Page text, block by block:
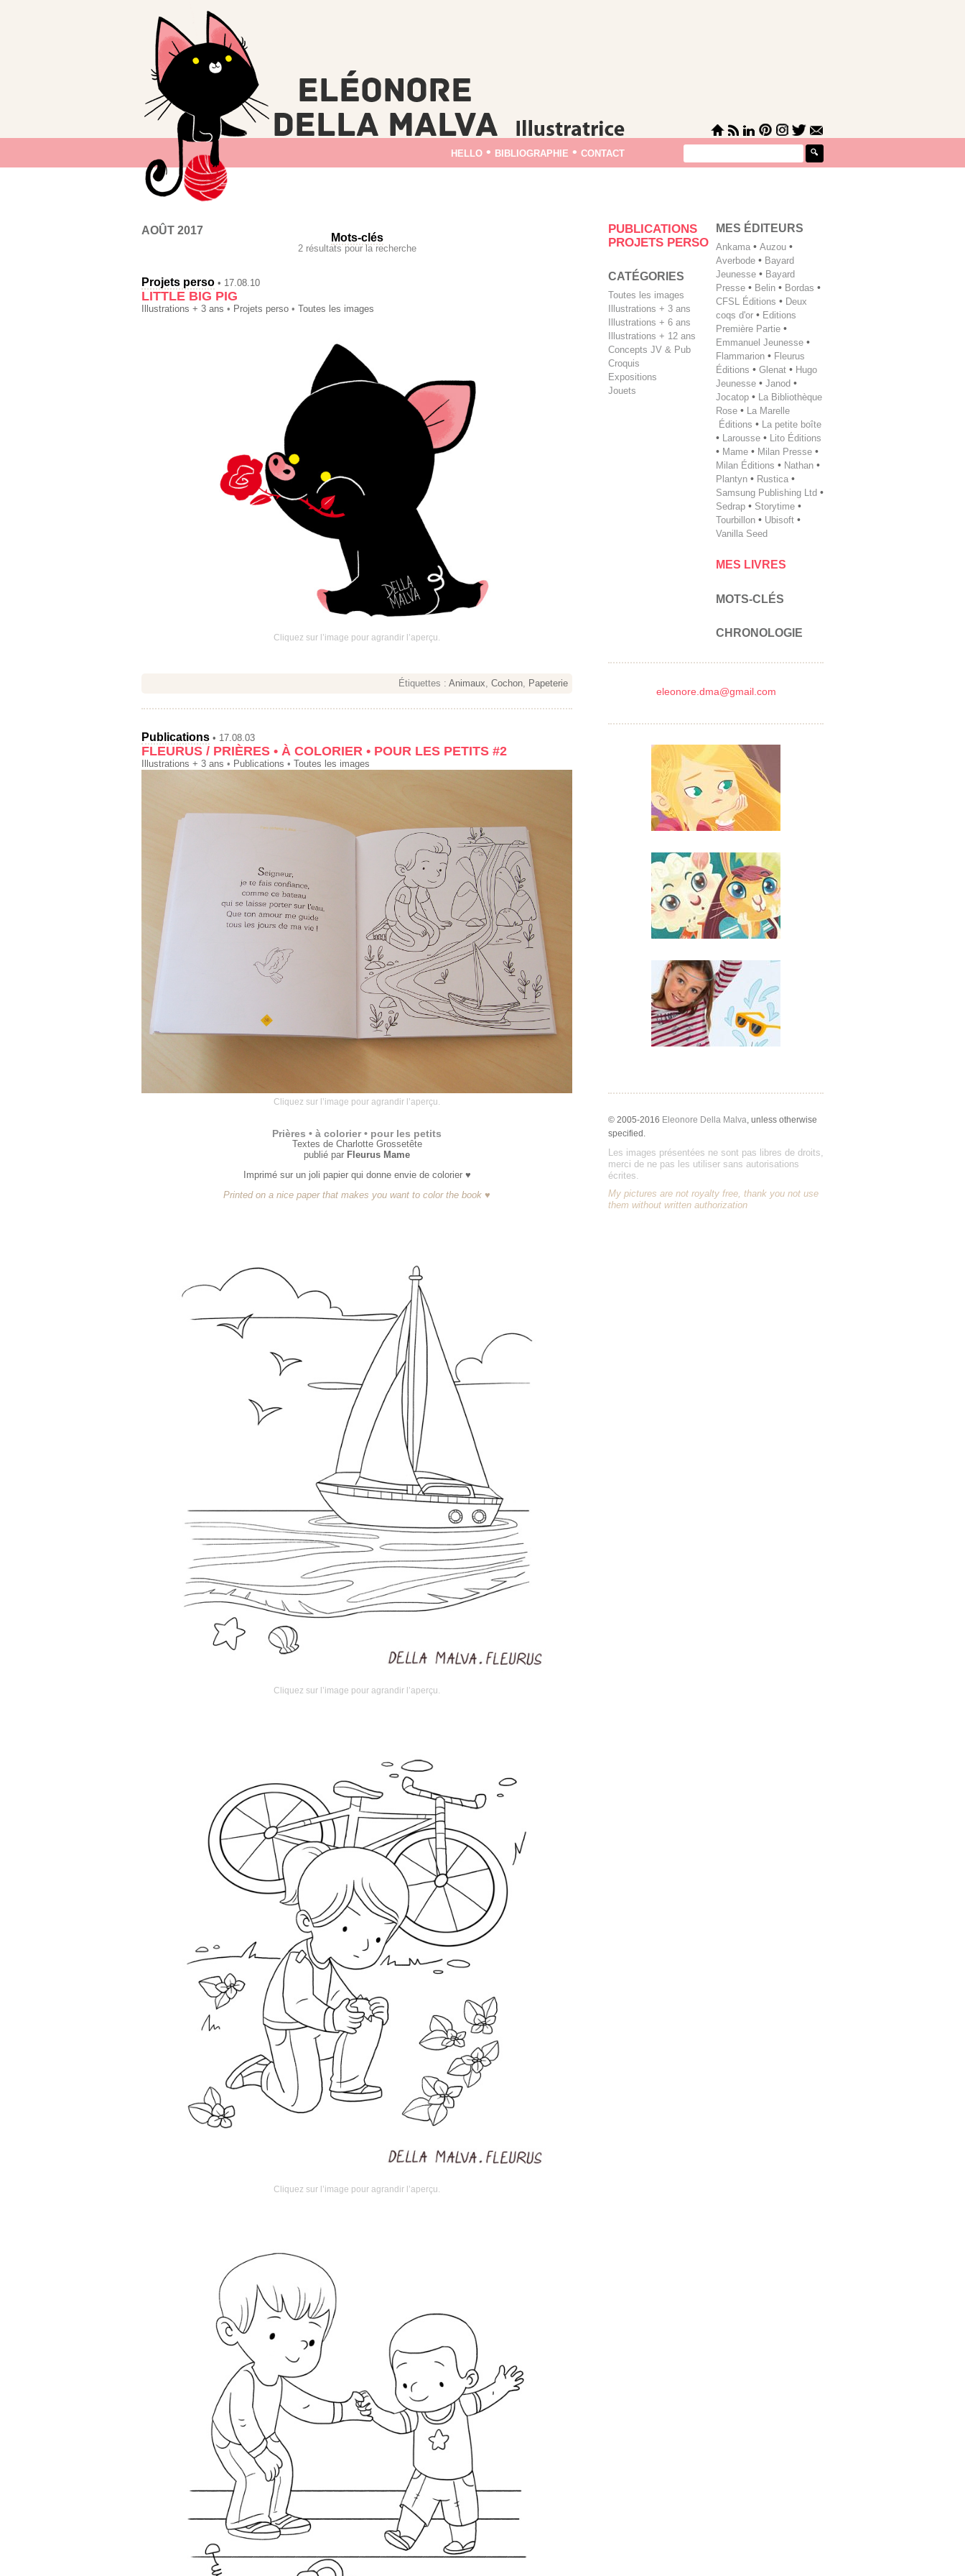
hello • bibliographie • contact
AOÛT 2017
Mots-clés
2 résultats pour la recherche
Projets perso • 17.08.10
LITTLE BIG PIG
Illustrations + 3 ans • Projets perso • Toutes les images
Cliquez sur l’image pour agrandir l’aperçu.
Étiquettes : Animaux Cochon, Papeterie
Publications • 17.08.03
FLEURUS / PRIÈRES • À COLORIER • POUR LES PETITS #2
Illustrations + 3 ans • Publications • Toutes les images
Cliquez sur l’image pour agrandir l’aperçu.
Prières • à colorier • pour les petits
Textes de Charlotte Grossetête
publié par Fleurus Mame
Imprimé sur un joli papier qui donne envie de colorier ♥
Printed on a nice paper that makes you want to color the book ♥
Cliquez sur l’image pour agrandir l’aperçu.
Cliquez sur l’image pour agrandir l’aperçu.
PUBLICATIONS
PROJETS PERSO
CATÉGORIES
Toutes les images
Illustrations + 3 ans
Illustrations + 6 ans
Illustrations + 12 ans
Concepts JV & Pub
Croquis
Expositions
Jouets
MES ÉDITEURS
Ankama • Auzou •
Averbode • Bayard
Jeunesse • Bayard
Presse • Belin • Bordas •
CFSL Éditions • Deux
coqs d'or • Editions
Première Partie •
Emmanuel Jeunesse •
Flammarion • Fleurus
Éditions • Glenat • Hugo
Jeunesse • Janod •
Jocatop • La Bibliothèque
Rose • La Marelle
Éditions • La petite boîte
• Larousse • Lito Éditions
• Mame • Milan Presse •
Milan ­Éditions • Nathan •
Plantyn • Rustica •
Samsung Publishing Ltd •
Sedrap • Storytime •
Tourbillon • Ubisoft •
Vanilla Seed
MES LIVRES
MOTS-CLÉS
CHRONOLOGIE
eleonore.dma@gmail.com
© 2005-2016 Eleonore Della Malva , unless otherwise
specified.
Les images présentées ne sont pas libres de droits,
merci de ne pas les utiliser sans autorisations
écrites.
My pictures are not royalty free, thank you not use
them without written authorization